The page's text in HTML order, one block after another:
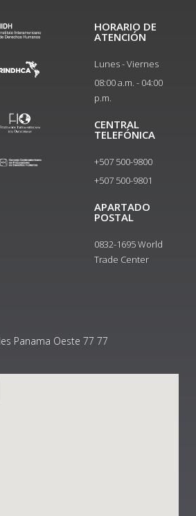
HORARIO DE
ATENCIÓN
Lunes - Viernes
08:00 a.m. - 04:00
p.m.
CENTRAL
TELEFÓNICA
+507 500-9800
+507 500-9801​
APARTADO
POSTAL
0832-1695 World
Trade Center
Panama Oeste 77 77